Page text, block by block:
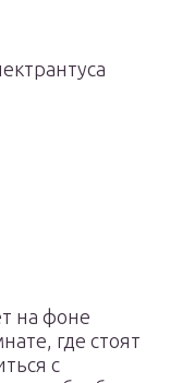
на фоне
где стоят
с